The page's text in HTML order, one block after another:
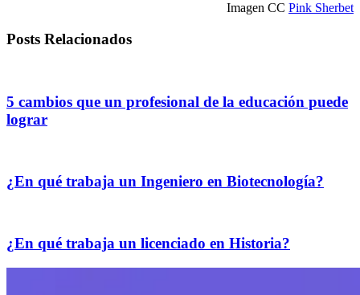
Imagen CC Pink Sherbet
Posts Relacionados
5 cambios que un profesional de la educación puede
lograr
¿En qué trabaja un Ingeniero en Biotecnología?
¿En qué trabaja un licenciado en Historia?